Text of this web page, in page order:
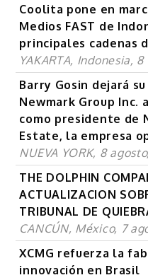
Coolita pone en
Medios FAST de
principales cadenas
YAKARTA, Indonesia,
Barry Gosin dejará
Newmark Group Inc.
como presidente de
Estate, la empresa
NUEVA YORK, 8
THE DOLPHIN
ACTUALIZACION
TRIBUNAL DE
CANCÚN, México, 7
XCMG refuerza la
innovación en Brasil